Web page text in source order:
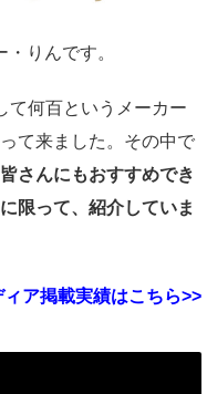
りんです。
て何百というメーカー
て来ました。その中で
さんにもおすすめでき
限って、紹介していま
ィア掲載実績はこちら>>